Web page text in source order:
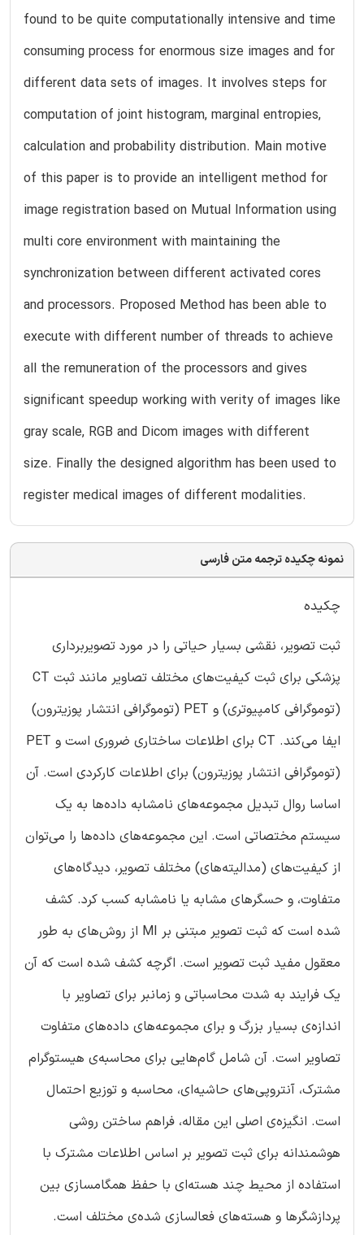
found to be quite computationally intensive and time
consuming process for enormous size images and for
different data sets of images. It involves steps for
computation of joint histogram, marginal entropies,
calculation and probability distribution. Main motive
of this paper is to provide an intelligent method for
image registration based on Mutual Information using
multi core environment with maintaining the
synchronization between different activated cores
and processors. Proposed Method has been able to
execute with different number of threads to achieve
all the remuneration of the processors and gives
significant speedup working with verity of images like
gray scale, RGB and Dicom images with different
size. Finally the designed algorithm has been used to
register medical images of different modalities.
نمونه چکیده ترجمه متن فارسی
چکیده
ثبت تصویر، نقشی بسیار حیاتی را در مورد تصویربرداری
پزشکی برای ثبت کیفیت‌های مختلف تصاویر مانند ثبت CT
(توموگرافی کامپیوتری) و PET (توموگرافی انتشار پوزیترون)
ایفا می‌کند. CT برای اطلاعات ساختاری ضروری است و PET
(توموگرافی انتشار پوزیترون) برای اطلاعات کارکردی است. آن
اساسا روال تبدیل مجموعه‌های نامشابه داده‌ها به یک
سیستم مختصاتی است. این مجموعه‌های داده‌ها را می‌توان
از کیفیت‌های (مدالیته‌های) مختلف تصویر، دیدگاه‌های
متفاوت، و حسگرهای مشابه یا نامشابه کسب کرد. کشف
شده است که ثبت تصویر مبتنی بر MI از روش‌های به طور
معقول مفید ثبت تصویر است. اگرچه کشف شده است که آن
یک فرایند به شدت محاسباتی و زمانبر برای تصاویر با
اندازه‌ی بسیار بزرگ و برای مجموعه‌های داده‌های متفاوت
تصاویر است. آن شامل گام‌هایی برای محاسبه‌ی هیستوگرام
مشترک، آنتروپی‌های حاشیه‌ای، محاسبه و توزیع احتمال
است. انگیزه‌ی اصلی این مقاله، فراهم ساختن روشی
هوشمندانه برای ثبت تصویر بر اساس اطلاعات مشترک با
استفاده از محیط چند هسته‌ای با حفظ همگامسازی بین
پردازشگرها و هسته‌های فعالسازی شده‌ی مختلف است.